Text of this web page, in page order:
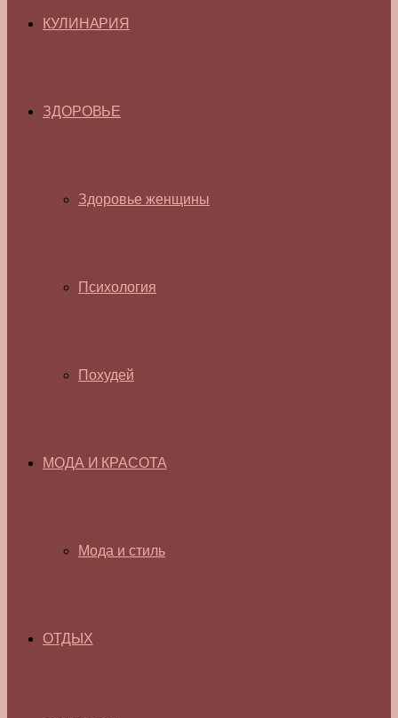
КУЛИНАРИЯ
ЗДОРОВЬЕ
Здоровье женщины
Психология
Похудей
МОДА И КРАСОТА
Мода и стиль
ОТДЫХ